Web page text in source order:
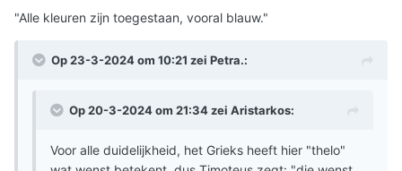
"Alle kleuren zijn toegestaan, vooral blauw."
Op 23-3-2024 om 10:21 zei Petra.:
Op 20-3-2024 om 21:34 zei Aristarkos:
Voor alle duidelijkheid, het Grieks heeft hier "thelo"